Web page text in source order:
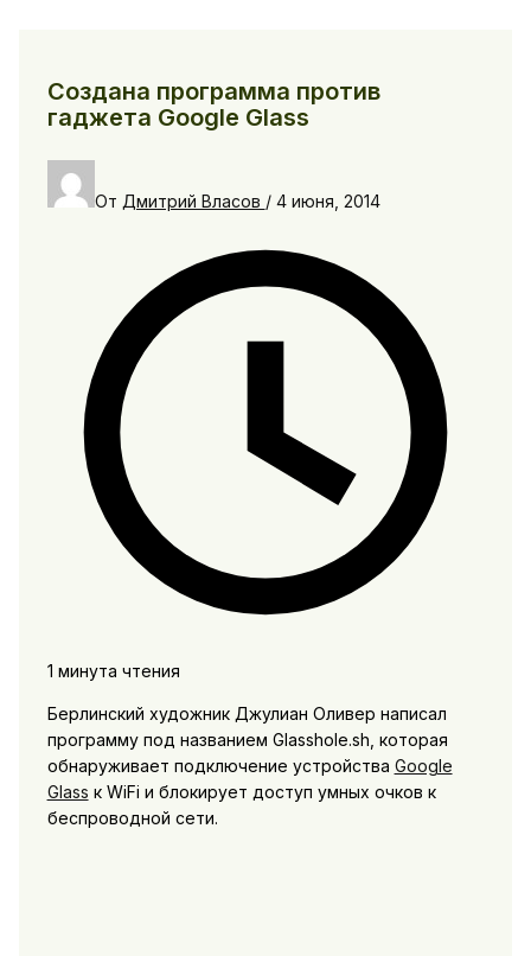
Создана программа против
гаджета Google Glass
От Дмитрий Власов / 4 июня, 2014
1 минута чтения
Берлинский художник Джулиан Оливер написал
программу под названием Glasshole.sh, которая
обнаруживает подключение устройства Google
Glass к WiFi и блокирует доступ умных очков к
беспроводной сети.